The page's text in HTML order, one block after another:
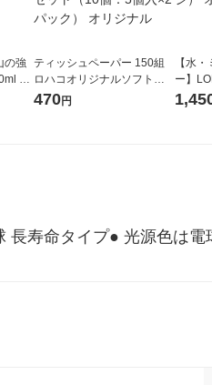
の強
1
ティッシュペーパー 150組
ロハコオリジナルソフトパ
ックティッシュ フィオナ オ
470円
【水
ー】
1箱（
長寿命タイプ● 光源色は